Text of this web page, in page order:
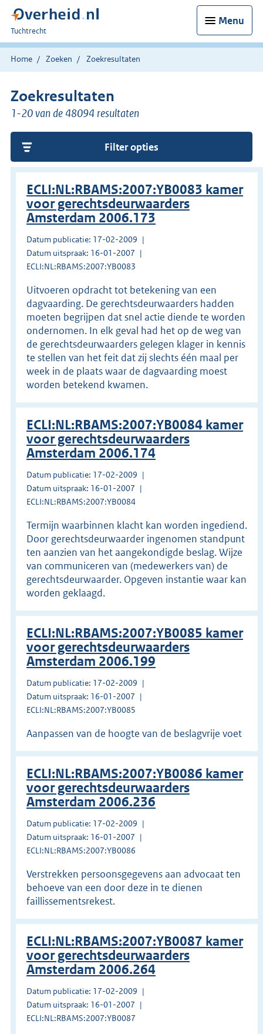
Menu
U
bent
hier:
Tuchtrecht
Home Zoeken Zoekresultaten
Zoekresultaten
1-20 van de 48094 resultaten
Filter opties
ECLI:NL:RBAMS:2007:YB0083 kamer
voor gerechtsdeurwaarders
Amsterdam 2006.173
Datum publicatie: 17-02-2009
Datum uitspraak: 16-01-2007
ECLI:NL:RBAMS:2007:YB0083
Uitvoeren opdracht tot betekening van een
dagvaarding. De gerechtsdeurwaarders hadden
moeten begrijpen dat snel actie diende te worden
ondernomen. In elk geval had het op de weg van
de gerechtsdeurwaarders gelegen klager in kennis
te stellen van het feit dat zij slechts één maal per
week in de plaats waar de dagvaarding moest
worden betekend kwamen.
ECLI:NL:RBAMS:2007:YB0084 kamer
voor gerechtsdeurwaarders
Amsterdam 2006.174
Datum publicatie: 17-02-2009
Datum uitspraak: 16-01-2007
ECLI:NL:RBAMS:2007:YB0084
Termijn waarbinnen klacht kan worden ingediend.
Door gerechtsdeurwaarder ingenomen standpunt
ten aanzien van het aangekondigde beslag. Wijze
van communiceren van (medewerkers van) de
gerechtsdeurwaarder. Opgeven instantie waar kan
worden geklaagd.
ECLI:NL:RBAMS:2007:YB0085 kamer
voor gerechtsdeurwaarders
Amsterdam 2006.199
Datum publicatie: 17-02-2009
Datum uitspraak: 16-01-2007
ECLI:NL:RBAMS:2007:YB0085
Aanpassen van de hoogte van de beslagvrije voet
ECLI:NL:RBAMS:2007:YB0086 kamer
voor gerechtsdeurwaarders
Amsterdam 2006.236
Datum publicatie: 17-02-2009
Datum uitspraak: 16-01-2007
ECLI:NL:RBAMS:2007:YB0086
Verstrekken persoonsgegevens aan advocaat ten
behoeve van een door deze in te dienen
faillissementsrekest.
ECLI:NL:RBAMS:2007:YB0087 kamer
voor gerechtsdeurwaarders
Amsterdam 2006.264
Datum publicatie: 17-02-2009
Datum uitspraak: 16-01-2007
ECLI:NL:RBAMS:2007:YB0087